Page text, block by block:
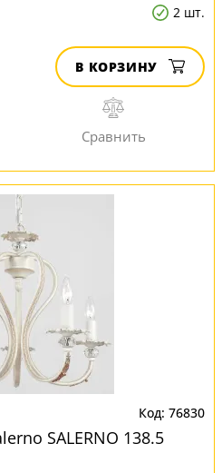
2 шт.
В КОРЗИНУ
76830
SALERNO 138.5